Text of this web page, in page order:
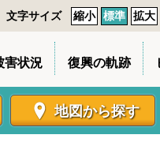
文字サイズ 縮小 標準 拡大
害状況 復興の軌跡
地図から探す